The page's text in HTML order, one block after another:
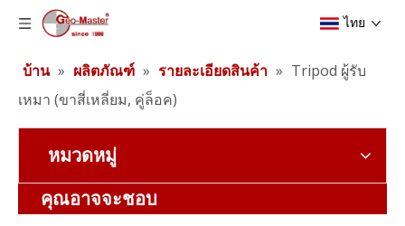
ไทย
บ้าน » ผลิตภัณฑ์ » รายละเอียดสินค้า » Tripod ผู้รับ
เหมา (ขาสี่เหลี่ยม, คู่ล็อค)
หมวดหมู่
คุณอาจจะชอบ